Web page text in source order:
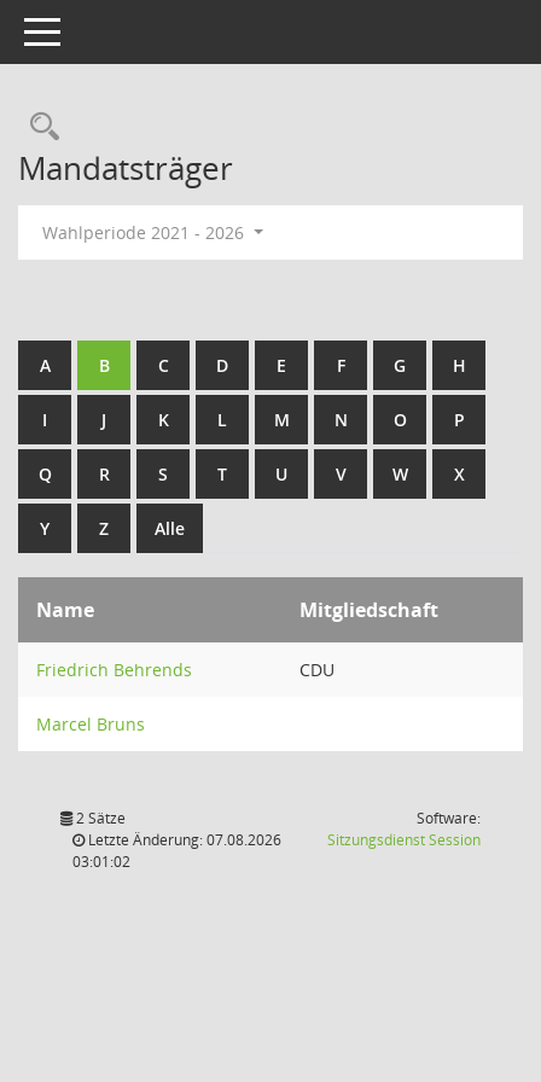
Toggle navigation
Rechercheauswahl
Mandatsträger
Wahlperiode 2021 - 2026
A B C D E F G H
I J K L M N O P
Q R S T U V W X
Y Z Alle
Name Mitgliedschaft
Friedrich Behrends CDU
Marcel Bruns
2 Sätze
Letzte Änderung: 07.08.2026
03:01:02
Software:
SitzungsdienstSession(Wird in